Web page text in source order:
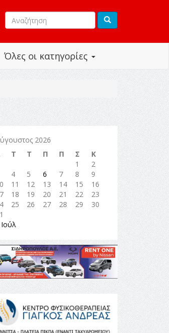
Όλες οι κατηγορίες
2026
Τ Τ Π Π Σ
Κ
1
2
4 5 6 7 8
9
11 12 13 14 15
16
18 19 20 21 22
23
25 26 27 28 29
30